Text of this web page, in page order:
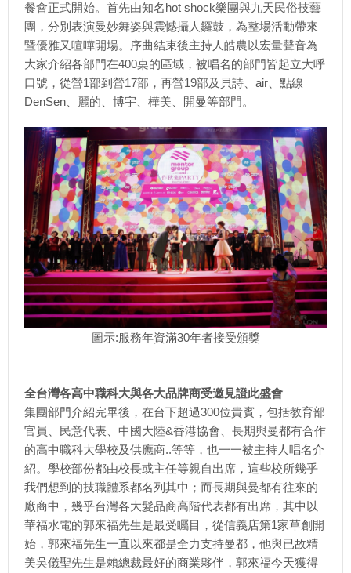
餐會正式開始。首先由知名hot shock樂團與九天民俗技藝
團，分別表演曼妙舞姿與震憾攝人鑼鼓，為整場活動帶來
暨優雅又喧嘩開場。序曲結束後主持人皓農以宏量聲音為
大家介紹各部門在400桌的區域，被唱名的部門皆起立大呼
口號，從營1部到營17部，再營19部及貝詩、air、點線
DenSen、麗的、博宇、樺美、開曼等部門。
圖示:服務年資滿30年者接受頒獎
全台灣各高中職科大與各大品牌商受邀見證此盛會
集團部門介紹完畢後，在台下超過300位貴賓，包括教育部
官員、民意代表、中國大陸&香港協會、長期與曼都有合作
的高中職科大學校及供應商..等等，也一一被主持人唱名介
紹。學校部份都由校長或主任等親自出席，這些校所幾乎
我們想到的技職體系都名列其中；而長期與曼都有往來的
廠商中，幾乎台灣各大髮品商高階代表都有出席，其中以
華福水電的郭來福先生是最受矚目，從信義店第1家草創開
始，郭來福先生一直以來都是全力支持曼都，他與已故精
美吳儀聖先生是賴總裁最好的商業夥伴，郭來福今天獲得